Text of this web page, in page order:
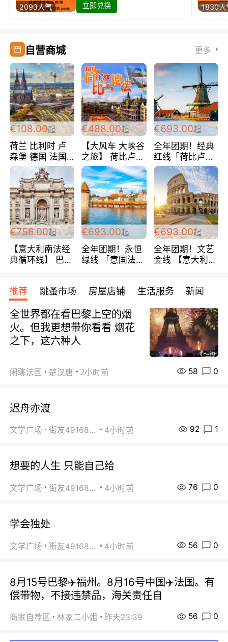
2093人气
立即兑换
1830人
自营商城 更多
€108.00起
荷兰 比利时 卢
森堡 德国 法国
超爽玩遍西欧 循
环线 全程四星宾
馆 108欧/人/天
€488.00起
【大风车 大峡谷
之旅】 荷比卢德
法 巴黎上下 经
典五国四日游
488欧/人
€693.00起
全年团期！经典
红线「荷比卢德
法」七天循环 五
国 仅售99欧/人/
天！巴黎上下！
包拼房~
€756.00起
【意大利南法经
典循环线】 巴黎
宾馆 108欧/天起
全程756欧/位
€693.00起
全年团期！永恒
绿线 「意国法
欧/天起 ~包拼房
€693.00起
全年团期！文艺
金线 【意大利一
每周铁发！
推荐 跳蚤市场 房屋店铺 生活服务 新闻
全世界都在看巴黎上空的烟
火。但我更想带你看看 烟花
之下，这六种人
闲聊法国 楚汉唐 2小时前 58 0
迟舟亦渡
文学广场 街友49168527 4小时前 92 1
想要的人生 只能自己给
文学广场 街友49168527 4小时前 76 0
学会独处
文学广场 街友49168527 4小时前 56 0
8月15号巴黎✈️福州。8月16号中国✈️法国。有
偿带物，不接违禁品，海关责任自
商家自荐区 林家二小姐 昨天23:39 56 0